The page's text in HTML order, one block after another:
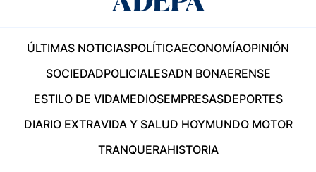
ÚLTIMAS NOTICIASPOLÍTICAECONOMÍAOPINIÓN
SOCIEDADPOLICIALESADN BONAERENSE
ESTILO DE VIDAMEDIOSEMPRESASDEPORTES
DIARIO EXTRAVIDA Y SALUD HOYMUNDO MOTOR
TRANQUERAHISTORIA